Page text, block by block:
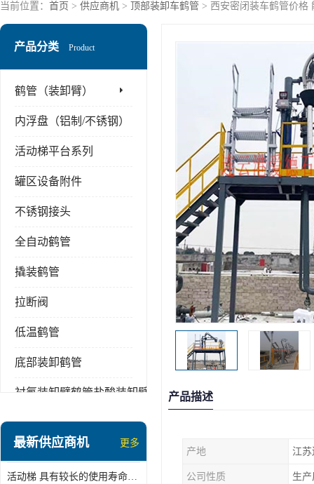
当前位置： 首页 > 供应商机 > 顶部装卸车鹤管 > 西安密闭装车鹤管价格
产品分类 Product
鹤管（装卸臂）
内浮盘（铝制/不锈钢）
活动梯平台系列
罐区设备附件
不锈钢接头
全自动鹤管
撬装鹤管
拉断阀
低温鹤管
底部装卸鹤管
衬氟装卸臂鹤管盐酸装卸臂
顶部装卸车鹤管
最新供应商机 更多
活动梯 具有较长的使用寿命和耐用性 一般采用高强度材料制造
产品描述
产地 江
公司性质 生